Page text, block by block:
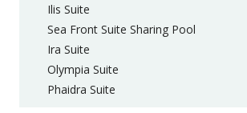
Ilis Suite
Sea Front Suite Sharing Pool
Ira Suite
Olympia Suite
Phaidra Suite